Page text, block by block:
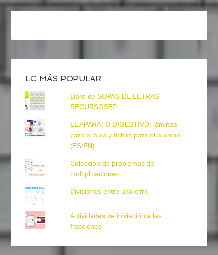
LO MÁS POPULAR
Libro de SOPAS DE LETRAS -
RECURSOSEP
EL APARATO DIGESTIVO: láminas
para el aula y fichas para el alumno
(ES/EN)
Colección de problemas de
multiplicaciones
Divisiones entre una cifra
Actividades de iniciación a las
fracciones